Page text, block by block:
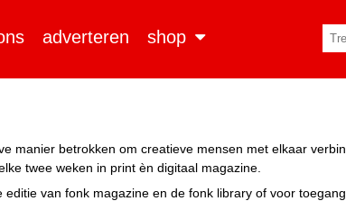
adverteren shop
manier betrokken om creatieve mensen met elkaar
twee weken in print èn digitaal magazine.
van fonk magazine en de fonk library of voor